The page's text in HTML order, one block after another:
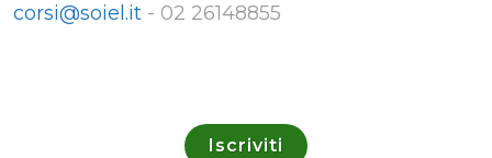
corsi@soiel.it - 02 26148855
Iscriviti